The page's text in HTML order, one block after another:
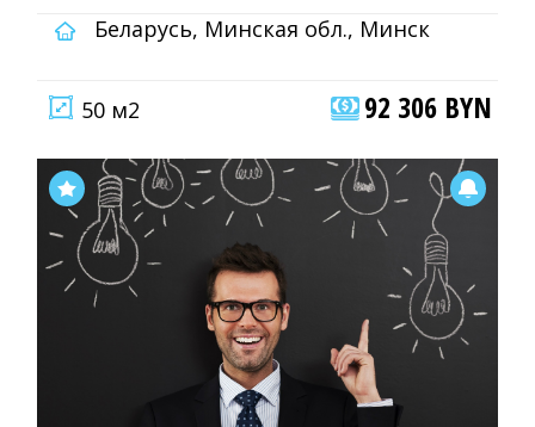
Беларусь, Минская обл., Минск
50 м2 92 306 BYN